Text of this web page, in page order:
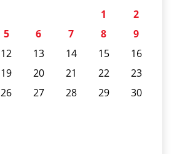
1
2
5 6 7 8
9
12 13 14 15
16
19 20 21 22
23
26 27 28 29
30